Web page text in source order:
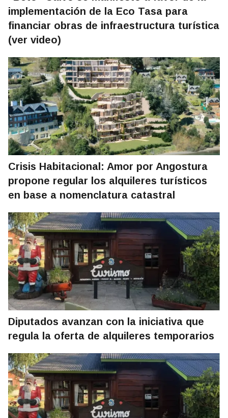
implementación de la Eco Tasa para
financiar obras de infraestructura turística
(ver video)
Crisis Habitacional: Amor por Angostura
propone regular los alquileres turísticos
en base a nomenclatura catastral
Diputados avanzan con la iniciativa que
regula la oferta de alquileres temporarios